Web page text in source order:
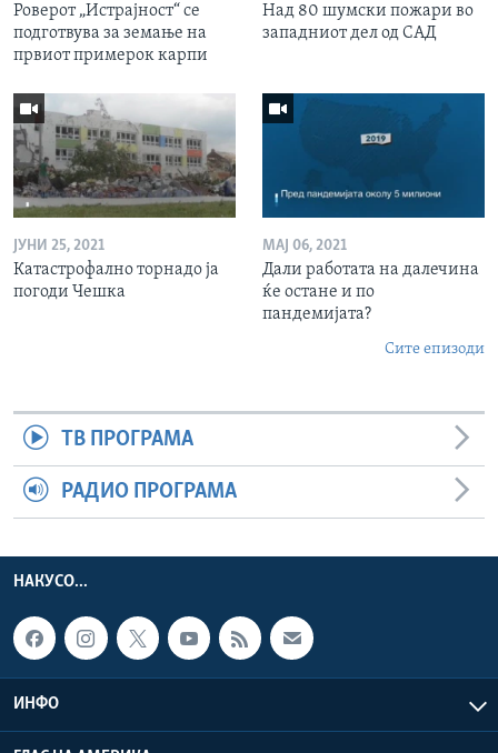
Роверот „Истрајност“ се
подготвува за земање на
првиот примерок карпи
Над 80 шумски пожари во
западниот дел од САД
ЈУНИ 25, 2021
Катастрофално торнадо ја
погоди Чешка
МАЈ 06, 2021
Дали работата на далечина
ќе остане и по
пандемијата?
Сите епизоди
ТВ ПРОГРАМА
РАДИО ПРОГРАМА
НАКУСО...
ИНФО